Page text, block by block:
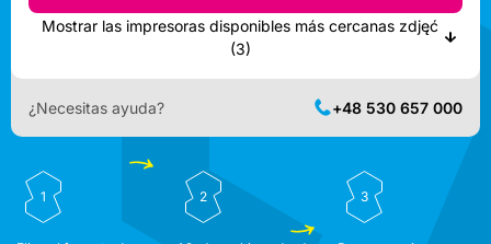
Mostrar las impresoras disponibles más cercanas zdjęć
(3)
¿Necesitas ayuda? +48 530 657 000
1 2 3